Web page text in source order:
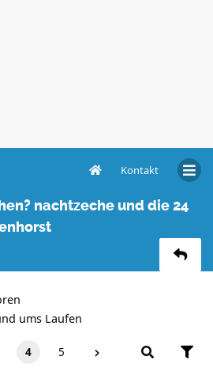
Kontakt
nachtzeche und die 24
ums Laufen
4 5